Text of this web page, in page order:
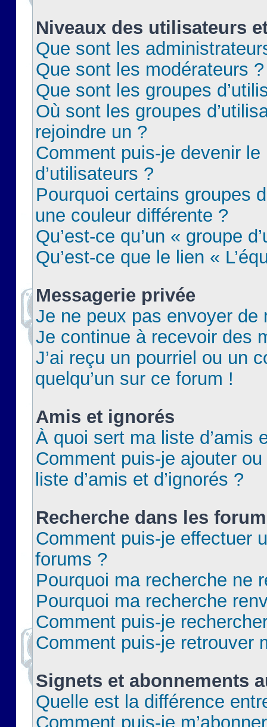
Niveaux des utilisateurs
Que sont les
Que sont les modérateurs ?
Que sont les groupes
Où sont les groupes
rejoindre un ?
Comment puis-je devenir le
d’utilisateurs ?
Pourquoi certains groupes
une couleur différente ?
Qu’est-ce qu’un « groupe
Qu’est-ce que le lien «
Messagerie privée
Je ne peux pas envoyer de
Je continue à recevoir des
J’ai reçu un pourriel ou un
quelqu’un sur ce forum !
Amis et ignorés
À quoi sert ma liste d’amis
Comment puis-je ajouter
liste d’amis et d’ignorés ?
Recherche dans les
Comment puis-je effectuer
forums ?
Pourquoi ma recherche ne
Pourquoi ma recherche
Comment puis-je
Comment puis-je retrouver
Signets et abonnements
Quelle est la différence
Comment puis-je